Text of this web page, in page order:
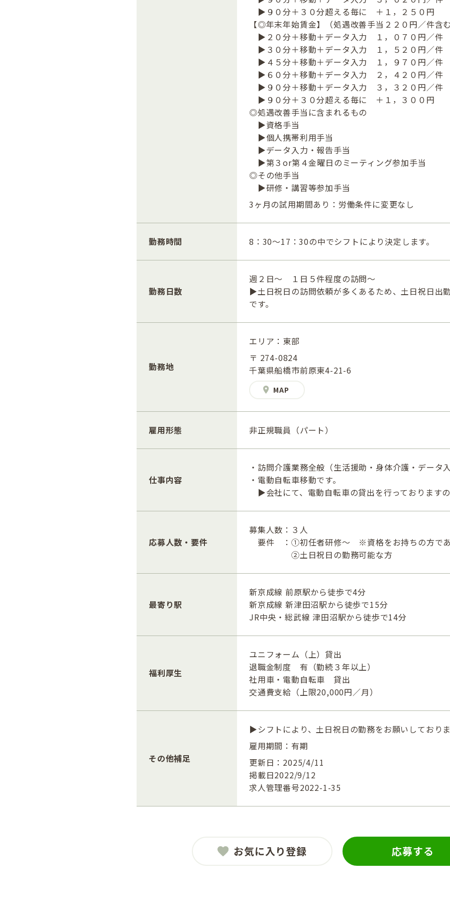
▶９０分＋３０分超える毎に ＋１，２５０円
【◎年末年始賃金】（処遇改善手当２２０円／件含
▶２０分＋移動＋データ入力 １，０７０円／件
▶３０分＋移動＋データ入力 １，５２０円／件
▶４５分＋移動＋データ入力 １，９７０円／件
▶６０分＋移動＋データ入力 ２，４２０円／件
▶９０分＋移動＋データ入力 ３，３２０円／件
▶９０分＋３０分超える毎に ＋１，３００円
◎処遇改善手当に含まれるもの
▶資格手当
▶個人携帯利用手当
▶データ入力・報告手当
▶第３or第４金曜日のミーティング参加手当
◎その他手当
▶研修・講習等参加手当
3ヶ月の試用期間あり：労働条件に変更なし
勤務時間 8：30～17：30の中でシフトにより決定します。
勤務日数
週２日～ １日５件程度の訪問～
▶土日祝日の訪問依頼が多くあるため、土日祝日出
です。
勤務地
エリア：東部
〒 274-0824
千葉県船橋市前原東4-21-6
MAP
雇用形態 非正規職員（パート）
仕事内容
・訪問介護業務全般（生活援助・身体介護・データ
・電動自転車移動です。
▶会社にて、電動自転車の貸出を行っております
応募人数・要件
募集人数：３人
要件 ：①初任者研修～ ※資格をお持ちの方であ
②土日祝日の勤務可能な方
最寄り駅
新京成線 前原駅から徒歩で4分
新京成線 新津田沼駅から徒歩で15分
JR中央・総武線 津田沼駅から徒歩で14分
福利厚生
ユニフォーム（上）貸出
退職金制度 有（勤続３年以上）
社用車・電動自転車 貸出
交通費支給（上限20,000円／月）
その他補足
▶シフトにより、土日祝日の勤務をお願いしており
雇用期間：有期
更新日：2025/4/11
掲載日2022/9/12
求人管理番号2022-1-35
お気に入り登録 応募する